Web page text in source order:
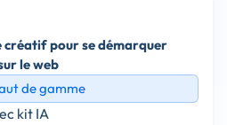
créatif pour se démarquer
le web
de gamme
kit IA